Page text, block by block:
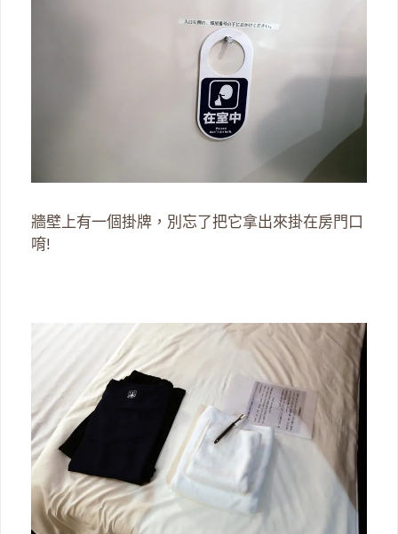
牆壁上有一個掛牌，別忘了把它拿出來掛在房門口
唷!